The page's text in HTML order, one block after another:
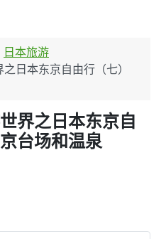
日本旅游
日本东京自由行（七）
界之日本东京自
台场和温泉